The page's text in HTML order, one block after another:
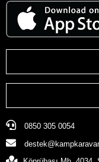
0850 305 0054